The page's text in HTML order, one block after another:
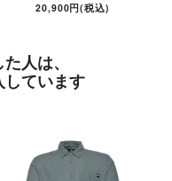
20,900円(税込)
人は、
しています